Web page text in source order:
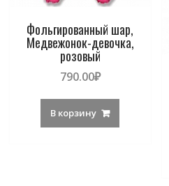
Фольгированный шар,
Медвежонок-девочка,
розовый
790.00₽
В корзину